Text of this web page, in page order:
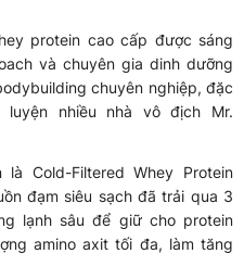
protein cao cấp được sáng
và chuyên gia dinh dưỡng
chuyên nghiệp, đặc
nhiều nhà vô địch Mr.
Cold-Filtered Whey Protein
đạm siêu sạch đã trải qua 3
lạnh sâu để giữ cho protein
amino axit tối đa, làm tăng